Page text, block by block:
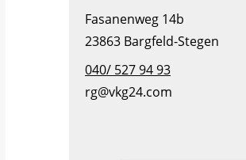
Fasanenweg 14b
23863 Bargfeld-Stegen
040/ 527 94 93
rg@vkg24.com